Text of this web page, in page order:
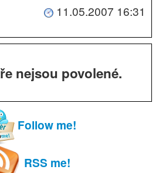
11.05.2007 16:31
nejsou povolené.
Follow me!
RSS me!